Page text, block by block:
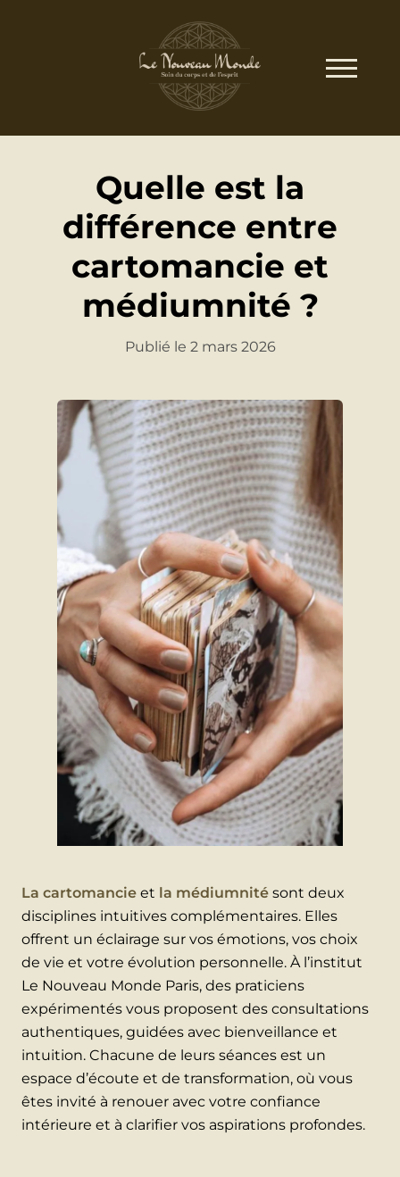
Quelle est la
différence entre
cartomancie et
médiumnité ?
Publié le 2 mars 2026
La cartomancie et la médiumnité sont deux
disciplines intuitives complémentaires. Elles
offrent un éclairage sur vos émotions, vos choix
de vie et votre évolution personnelle. À l’institut
Le Nouveau Monde Paris, des praticiens
expérimentés vous proposent des consultations
authentiques, guidées avec bienveillance et
intuition. Chacune de leurs séances est un
espace d’écoute et de transformation, où vous
êtes invité à renouer avec votre confiance
intérieure et à clarifier vos aspirations profondes.